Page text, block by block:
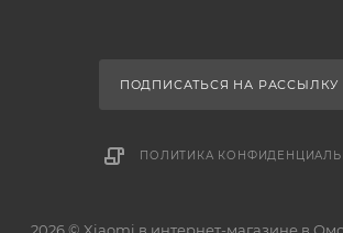
ПОДПИСАТЬСЯ НА РАССЫЛКУ
ПОЛИТИКА